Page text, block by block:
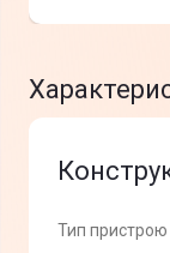
Тип пристрою